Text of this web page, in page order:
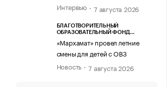
Интервью
7 августа 2026
БЛАГОТВОРИТЕЛЬНЫЙ
ОБРАЗОВАТЕЛЬНЫЙ ФОНД
«Мархамат» провел летние
смены для детей с ОВЗ
Новость
7 августа 2026